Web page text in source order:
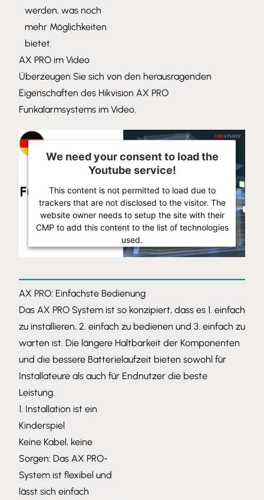
werden, was noch
mehr Möglichkeiten
bietet.
AX PRO im Video
Überzeugen Sie sich von den herausragenden
Eigenschaften des Hikvision AX PRO
Funkalarmsystems im Video.
We need your consent to load the
Youtube service!
This content is not permitted to load due to
trackers that are not disclosed to the visitor. The
website owner needs to setup the site with their
CMP to add this content to the list of technologies
used.
Powered byUsercentrics Consent Management Platform
AX PRO: Einfachste Bedienung
Das AX PRO System ist so konzipiert, dass es 1. einfach
zu installieren, 2. einfach zu bedienen und 3. einfach zu
warten ist. Die längere Haltbarkeit der Komponenten
und die bessere Batterielaufzeit bieten sowohl für
Installateure als auch für Endnutzer die beste
Leistung.
1. Installation ist ein
Kinderspiel
Keine Kabel, keine
Sorgen: Das AX PRO-
System ist flexibel und
lässt sich einfach